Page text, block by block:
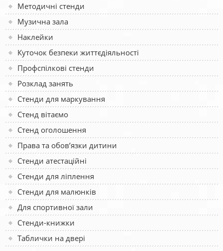
Методичні стенди
Музична зала
Наклейки
Куточок безпеки життєдіяльності
Профспілкові стенди
Розклад занять
Стенди для маркування
Стенд вітаємо
Стенд оголошення
Права та обов’язки дитини
Стенди атестаційні
Стенди для ліплення
Стенди для малюнків
Для спортивної зали
Стенди-книжки
Таблички на двері